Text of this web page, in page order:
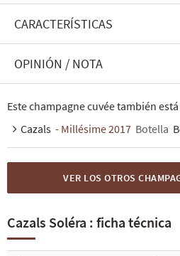
CARACTERÍSTICAS
OPINIÓN / NOTA
Este champagne cuvée también
Cazals - Millésime 2017 Botella
VER LOS OTROS
Cazals Soléra : ficha técnica